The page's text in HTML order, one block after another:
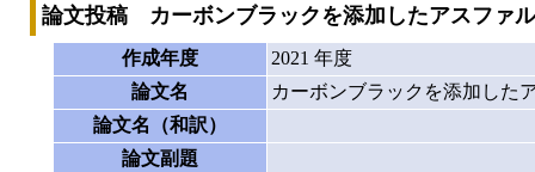
論文投稿 カーボンブラックを添加したアスファ
作成年度
2021 年度
論文名
カーボンブラックを添加した
論文名（和訳）
論文副題